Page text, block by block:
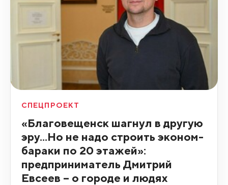
СПЕЦПРОЕКТ
«Благовещенск шагнул в другую
эру...Но не надо строить эконом-
бараки по 20 этажей»:
предприниматель Дмитрий
Евсеев – о городе и людях